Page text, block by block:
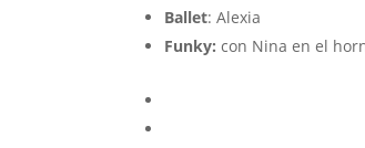
Ballet: Alexia
Funky:con Nina en el